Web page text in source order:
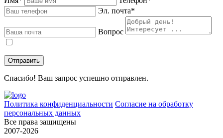
Эл. почта*
Вопрос
Спасибо! Ваш запрос успешно отправлен.
Политика конфиденциальности Согласие на обработку
персональных данных
Все права защищены
2007-2026